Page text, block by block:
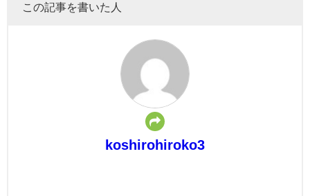
この記事を書いた人
koshirohiroko3